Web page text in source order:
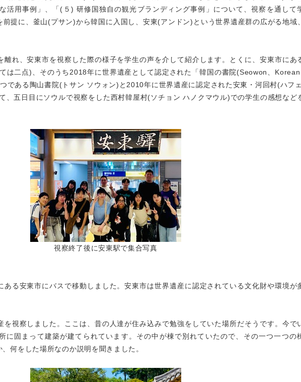
活用事例」、「(５) 研修国独自の観光ブランディング事例」について、視察を通して
提に、釜山(プサン)から韓国に入国し、安東(アンドン)という世界遺産群の広がる地域
離れ、安東市を視察した際の様子を学生の声を介して紹介します。とくに、安東市にあ
は二点)、そのうち2018年に世界遺産として認定された「韓国の書院(Seowon、
である陶山書院(トサン ソウォン)と2010年に世界遺産に認定された安東・河回村(ハフ
、五日目にソウルで視察をした西村韓屋村(ソチョン ハノクマウル)での学生の感想など
視察終了後に安東駅で集合写真
ある安東市にバスで移動しました。安東市は世界遺産に認定されている文化財や環境が
を視察しました。ここは、昔の人達が住み込みで勉強をしていた場所だそうです。今で
に固まって建築が建てられています。その中が棟で別れていたので、その一つ一つの
何をした場所なのか説明を聞きました。